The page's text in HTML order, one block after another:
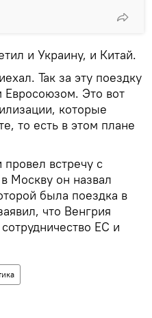
и Украину, и Китай.
Так за эту поездку
Евросоюзом. Это вот
которые
то есть в этом плане
встречу с
Москву он назвал
была поездка в
что Венгрия
ЕС и